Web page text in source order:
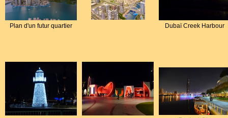
Plan d'un futur quartier Dubaï Creek Harbour